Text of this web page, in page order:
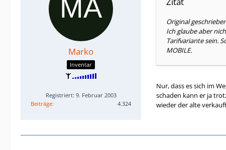
Marko
Inventar
Registriert: 9. Februar 2003
Beiträge
4.324
Original
Ich glaube aber
Tarifvariante sein.
MOBILE.
Nur, dass es sich im
schaden kann er ja
wieder der alte